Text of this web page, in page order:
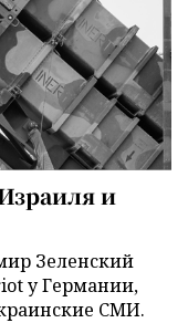
и
Зеленский
у Германии,
СМИ.